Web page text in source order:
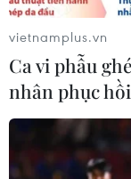
Việt Nam-Thái
triển khai thực
kết nối"
06/08/2026 13:24
vietnamplus.vn
Ca vi phẫu
nhân phục